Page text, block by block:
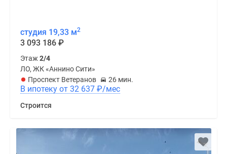
студия 19,33 м2
3 093 186 ₽
Этаж 2/4
ЛО, ЖК «Аннино Сити»
Проспект Ветеранов
26 мин.
В ипотеку от 32 637 ₽/мес
Строится